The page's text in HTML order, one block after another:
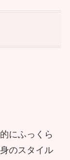
にふっくら
のスタイル